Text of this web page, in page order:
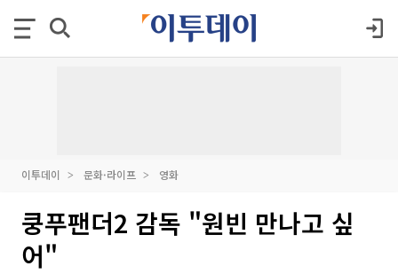
이투데이 문화·라이프 영화
쿵푸팬더2 감독 "원빈 만나고 싶
어"